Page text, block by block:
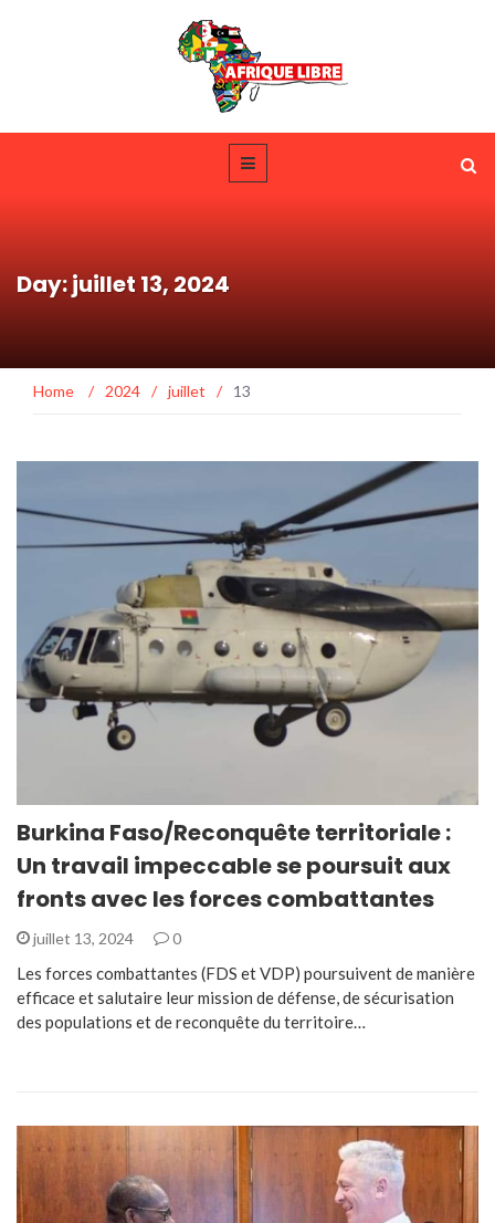
Day: juillet 13, 2024
Home / 2024 / juillet / 13
Burkina Faso/Reconquête territoriale :
Un travail impeccable se poursuit aux
fronts avec les forces combattantes
juillet 13, 2024 0
Les forces combattantes (FDS et VDP) poursuivent de manière
efficace et salutaire leur mission de défense, de sécurisation
des populations et de reconquête du territoire…